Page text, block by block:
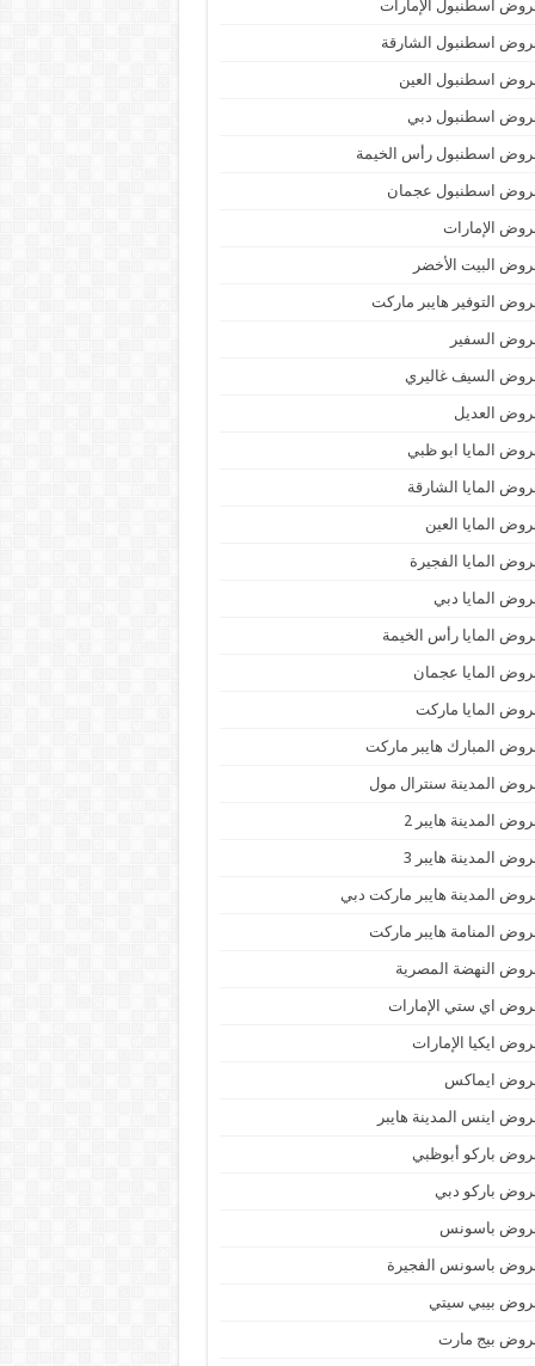
اسطنبول الإمارات
اسطنبول الشارقة
اسطنبول العين
اسطنبول دبي
اسطنبول رأس الخيمة
اسطنبول عجمان
الإمارات
البيت الأخضر
التوفير هايبر ماركت
السفير
السيف غاليري
العديل
المايا ابو ظبي
المايا الشارقة
المايا العين
المايا الفجيرة
المايا دبي
المايا رأس الخيمة
المايا عجمان
المايا ماركت
المبارك هايبر ماركت
المدينة سنترال مول
المدينة هايبر 2
المدينة هايبر 3
المدينة هايبر ماركت دبي
المنامة هايبر ماركت
النهضة المصرية
اي ستي الإمارات
ايكيا الإمارات
ايماكس
اينس المدينة هايبر
باركو أبوظبي
باركو دبي
باسونس
باسونس الفجيرة
بيبي سيتي
بيج مارت